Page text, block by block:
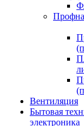
Вентиляция
Бытовая
электроника